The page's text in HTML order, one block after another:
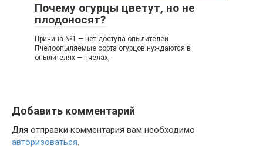
Почему огурцы цветут, но не
плодоносят?
Причина №1 — нет доступа опылителей
Пчелоопыляемые сорта огурцов нуждаются в
опылителях — пчелах,
Добавить комментарий
Для отправки комментария вам необходимо
авторизоваться.